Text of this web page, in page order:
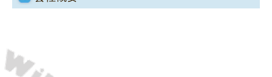
学習塾「スクールIE」